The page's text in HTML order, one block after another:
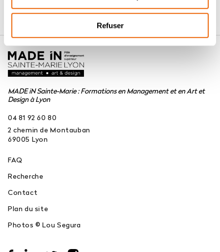
Refuser
MADE iN Sainte-Marie : Formations en Management et en Art et
Design à Lyon
04 81 92 60 80
2 chemin de Montauban
69005 Lyon
FAQ
Recherche
Contact
Plan du site
Photos © Lou Segura